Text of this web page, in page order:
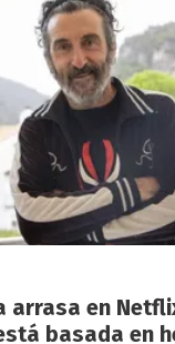
arrasa en
basada en